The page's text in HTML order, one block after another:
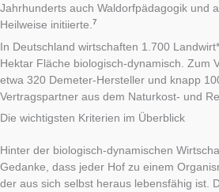
Jahrhunderts auch Waldorfpädagogik und
Heilweise initiierte. 7
In Deutschland wirtschaften 1.700
Hektar Fläche biologisch-dynamisch. Zum
etwa 320 Demeter-Hersteller und knapp
Vertragspartner aus dem Naturkost- und
Die wichtigsten Kriterien im Überblick
Hinter der biologisch-dynamischen
Gedanke, dass jeder Hof zu einem
der aus sich selbst heraus lebensfähig ist.